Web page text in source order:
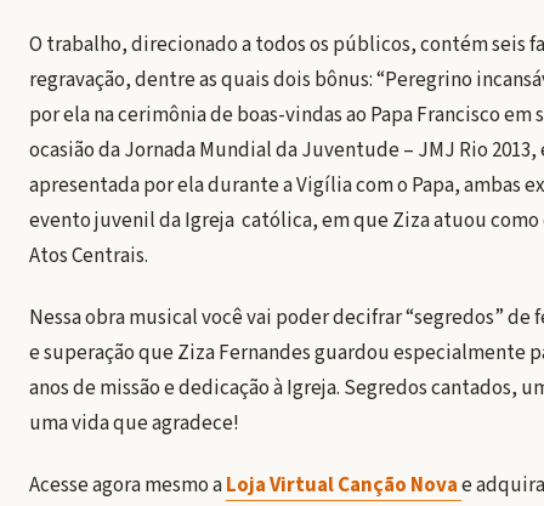
O trabalho, direcionado a todos os públicos, contém seis
regravação, dentre as quais dois bônus: “Peregrino
por ela na cerimônia de boas-vindas ao Papa Francisco em
ocasião da Jornada Mundial da Juventude – JMJ Rio 2013,
apresentada por ela durante a Vigília com o Papa, ambas
evento juvenil da Igreja católica, em que Ziza atuou
Atos Centrais.
Nessa obra musical você vai poder decifrar “segredos” de
e superação que Ziza Fernandes guardou especialmente
anos de missão e dedicação à Igreja. Segredos cantados,
uma vida que agradece!
Acesse agora mesmo aLoja Virtual Canção Novae